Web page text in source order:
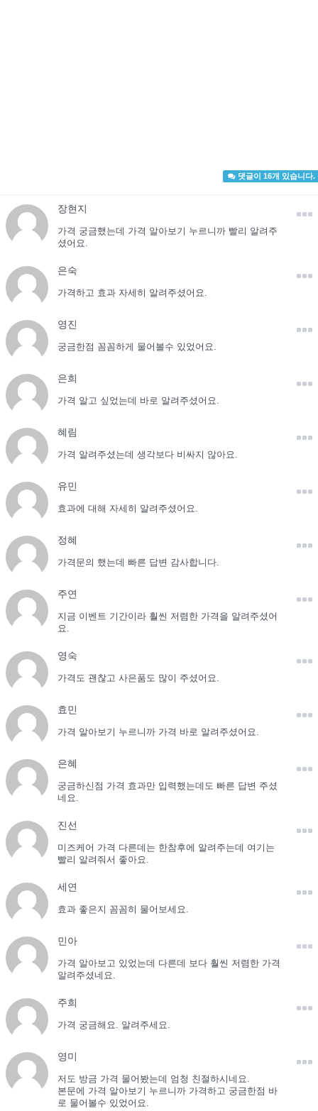
댓글이 16개 있습니다.
장현지
가격 궁금했는데 가격 알아보기 누르니까 빨리 알려주
셨어요.
은숙
가격하고 효과 자세히 알려주셨어요.
영진
궁금한점 꼼꼼하게 물어볼수 있었어요.
은희
가격 알고 싶었는데 바로 알려주셨어요.
혜림
가격 알려주셨는데 생각보다 비싸지 않아요.
유민
효과에 대해 자세히 알려주셨어요.
정혜
가격문의 했는데 빠른 답변 감사합니다.
주연
지금 이벤트 기간이라 훨씬 저렴한 가격을 알려주셨어
요.
영숙
가격도 괜찮고 사은품도 많이 주셨어요.
효민
가격 알아보기 누르니까 가격 바로 알려주셨어요.
은혜
궁금하신점 가격 효과만 입력했는데도 빠른 답변 주셨
네요.
진선
미즈케어 가격 다른데는 한참후에 알려주는데 여기는
빨리 알려줘서 좋아요.
세연
효과 좋은지 꼼꼼히 물어보세요.
민아
가격 알아보고 있었는데 다른데 보다 훨씬 저렴한 가격
알려주셨네요.
주희
가격 궁금해요. 알려주세요.
영미
저도 방금 가격 물어봤는데 엄청 친절하시네요.
본문에 가격 알아보기 누르니까 가격하고 궁금한점 바
로 물어볼수 있었어요.